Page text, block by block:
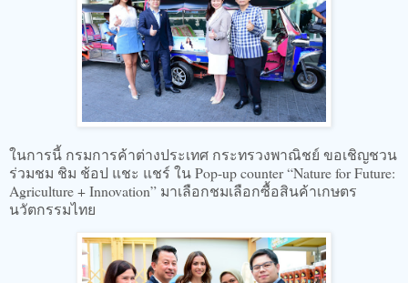
​ในการนี้ กรมการค้าต่างประเทศ กระทรวงพาณิชย์ ขอเชิญชวน
ร่วมชม ชิม ช้อป แชะ แชร์ ใน Pop-up counter “Nature for Future:
Agriculture + Innovation” มาเลือกชมเลือกซื้อสินค้าเกษตร
นวัตกรรมไทย